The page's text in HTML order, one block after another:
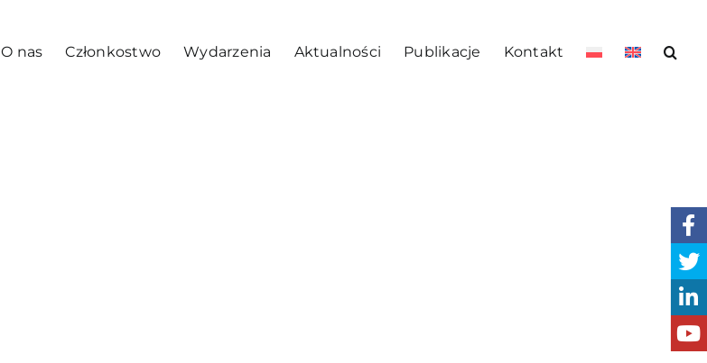
O nas Członkostwo Wydarzenia Aktualności Publikacje Kontakt